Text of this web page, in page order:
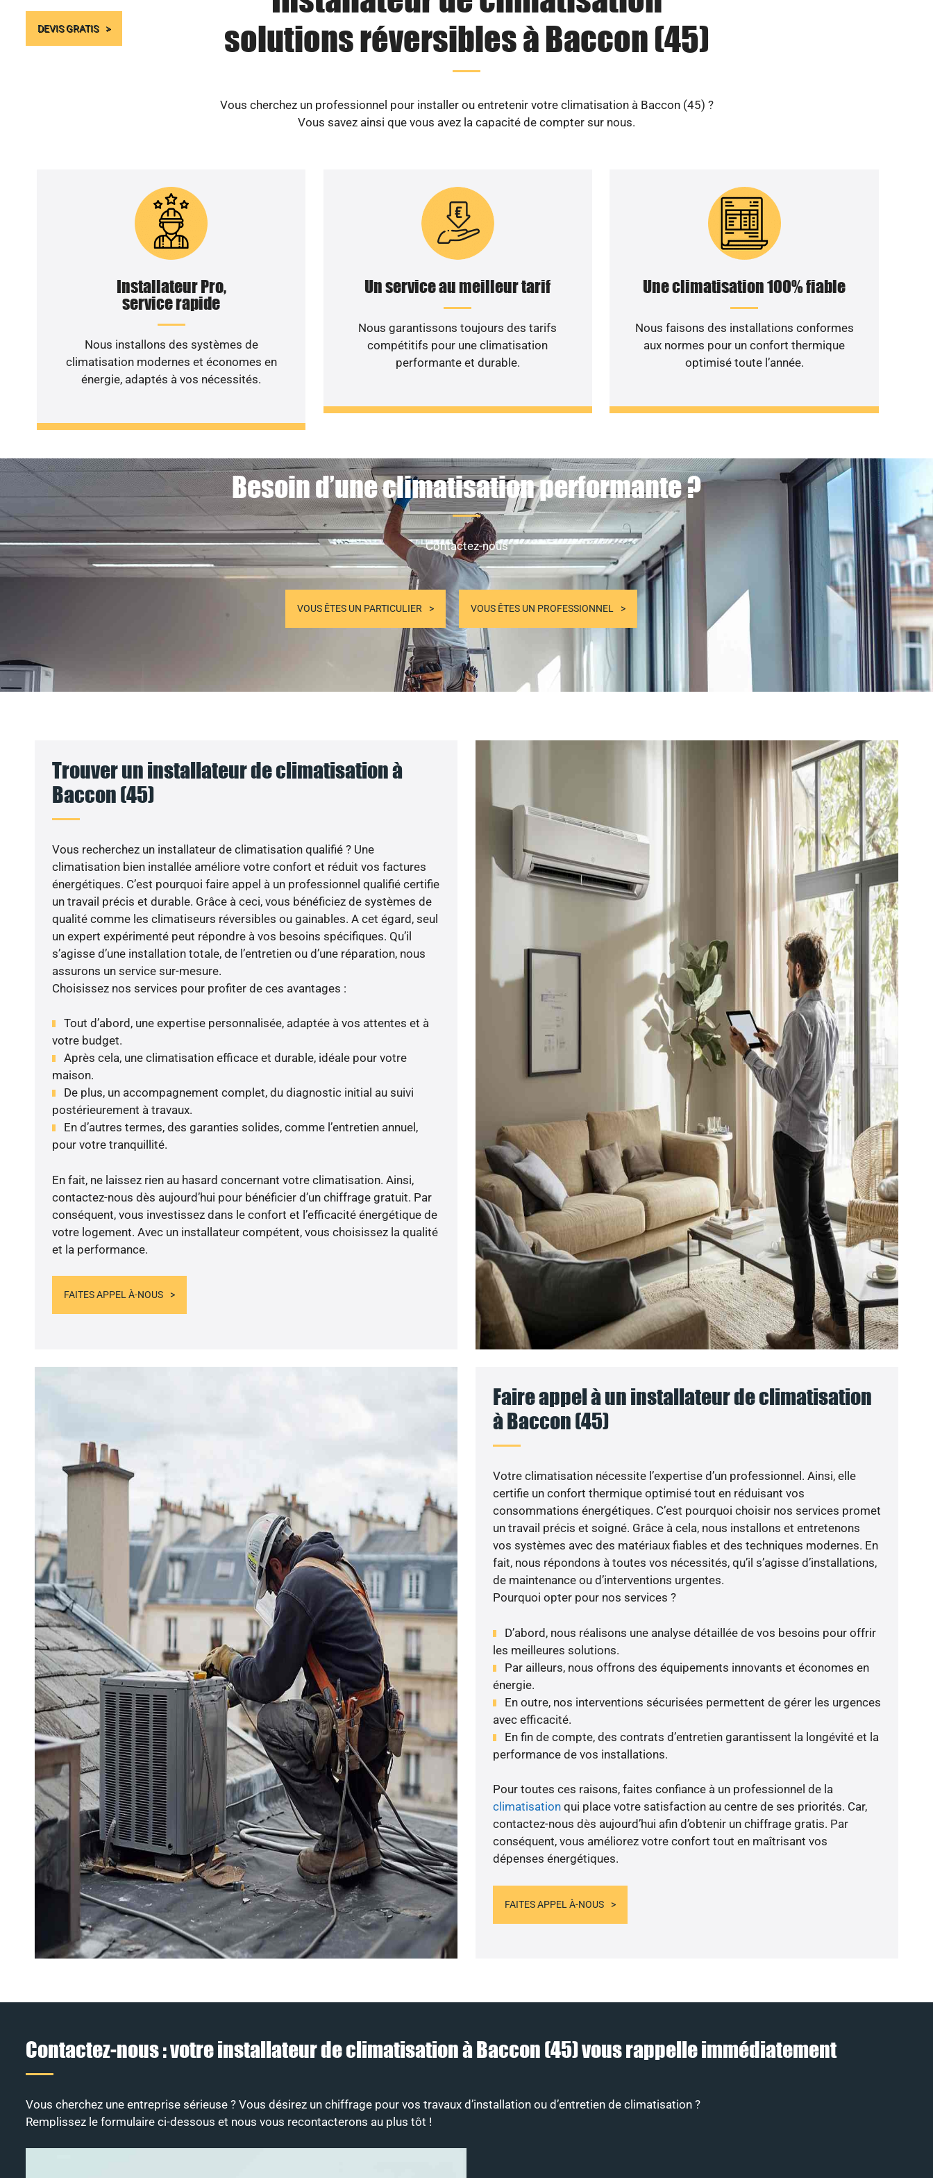
DEVIS GRATIS
solutions réversibles à Baccon (45)
Vous cherchez un professionnel pour installer ou entretenir votre climatisation à Baccon (45) ?
Vous savez ainsi que vous avez la capacité de compter sur nous.
Installateur Pro,
service rapide
Nous installons des systèmes de
climatisation modernes et économes en
énergie, adaptés à vos nécessités.
Un service au meilleur tarif
Nous garantissons toujours des tarifs
compétitifs pour une climatisation
performante et durable.
Une climatisation 100% fiable
Nous faisons des installations conformes
aux normes pour un confort thermique
optimisé toute l’année.
Besoin d’une climatisation performante ?
Contactez-nous
VOUS ÊTES UN PARTICULIER VOUS ÊTES UN PROFESSIONNEL
Trouver un installateur de climatisation à
Baccon (45)
Vous recherchez un installateur de climatisation qualifié ? Une
climatisation bien installée améliore votre confort et réduit vos factures
énergétiques. C’est pourquoi faire appel à un professionnel qualifié certifie
un travail précis et durable. Grâce à ceci, vous bénéficiez de systèmes de
qualité comme les climatiseurs réversibles ou gainables. A cet égard, seul
un expert expérimenté peut répondre à vos besoins spécifiques. Qu’il
s’agisse d’une installation totale, de l’entretien ou d’une réparation, nous
assurons un service sur-mesure.
Choisissez nos services pour profiter de ces avantages :
Tout d’abord, une expertise personnalisée, adaptée à vos attentes et à
votre budget.
Après cela, une climatisation efficace et durable, idéale pour votre
maison.
De plus, un accompagnement complet, du diagnostic initial au suivi
postérieurement à travaux.
En d’autres termes, des garanties solides, comme l’entretien annuel,
pour votre tranquillité.
En fait, ne laissez rien au hasard concernant votre climatisation. Ainsi,
contactez-nous dès aujourd’hui pour bénéficier d’un chiffrage gratuit. Par
conséquent, vous investissez dans le confort et l’efficacité énergétique de
votre logement. Avec un installateur compétent, vous choisissez la qualité
et la performance.
FAITES APPEL À-NOUS
Faire appel à un installateur de climatisation
à Baccon (45)
Votre climatisation nécessite l’expertise d’un professionnel. Ainsi, elle
certifie un confort thermique optimisé tout en réduisant vos
consommations énergétiques. C’est pourquoi choisir nos services promet
un travail précis et soigné. Grâce à cela, nous installons et entretenons
vos systèmes avec des matériaux fiables et des techniques modernes. En
fait, nous répondons à toutes vos nécessités, qu’il s’agisse d’installations,
de maintenance ou d’interventions urgentes.
Pourquoi opter pour nos services ?
D’abord, nous réalisons une analyse détaillée de vos besoins pour offrir
les meilleures solutions.
Par ailleurs, nous offrons des équipements innovants et économes en
énergie.
En outre, nos interventions sécurisées permettent de gérer les urgences
avec efficacité.
En fin de compte, des contrats d’entretien garantissent la longévité et la
performance de vos installations.
Pour toutes ces raisons, faites confiance à un professionnel de la
climatisationqui place votre satisfaction au centre de ses priorités. Car,
contactez-nous dès aujourd’hui afin d’obtenir un chiffrage gratis. Par
conséquent, vous améliorez votre confort tout en maîtrisant vos
dépenses énergétiques.
FAITES APPEL À-NOUS
Contactez-nous : votre installateur de climatisation à Baccon (45) vous rappelle immédiatement
Vous cherchez une entreprise sérieuse ? Vous désirez un chiffrage pour vos travaux d’installation ou d’entretien de climatisation ?
Remplissez le formulaire ci-dessous et nous vous recontacterons au plus tôt !